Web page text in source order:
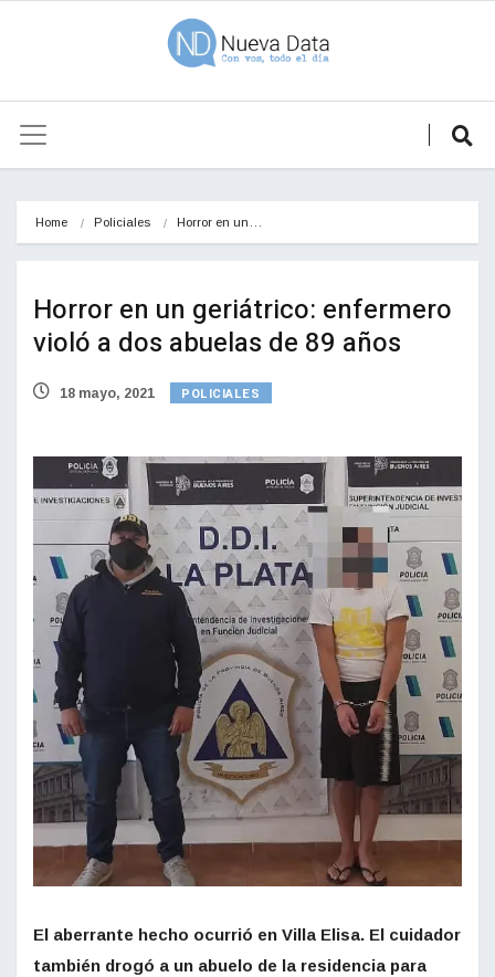
Home Policiales Horror en un…
Horror en un geriátrico: enfermero
violó a dos abuelas de 89 años
18 mayo, 2021 POLICIALES
El aberrante hecho ocurrió en Villa Elisa. El cuidador
también drogó a un abuelo de la residencia para